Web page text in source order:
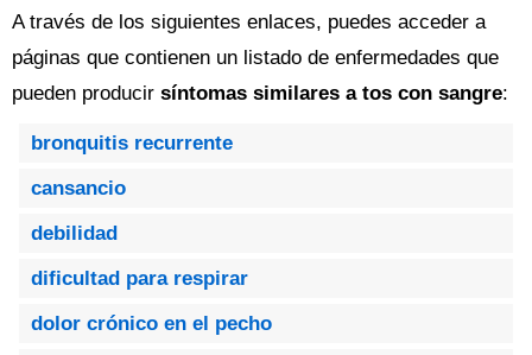
A través de los siguientes enlaces, puedes acceder a
páginas que contienen un listado de enfermedades que
pueden producir síntomas similares a tos con sangre:
bronquitis recurrente
cansancio
debilidad
dificultad para respirar
dolor crónico en el pecho